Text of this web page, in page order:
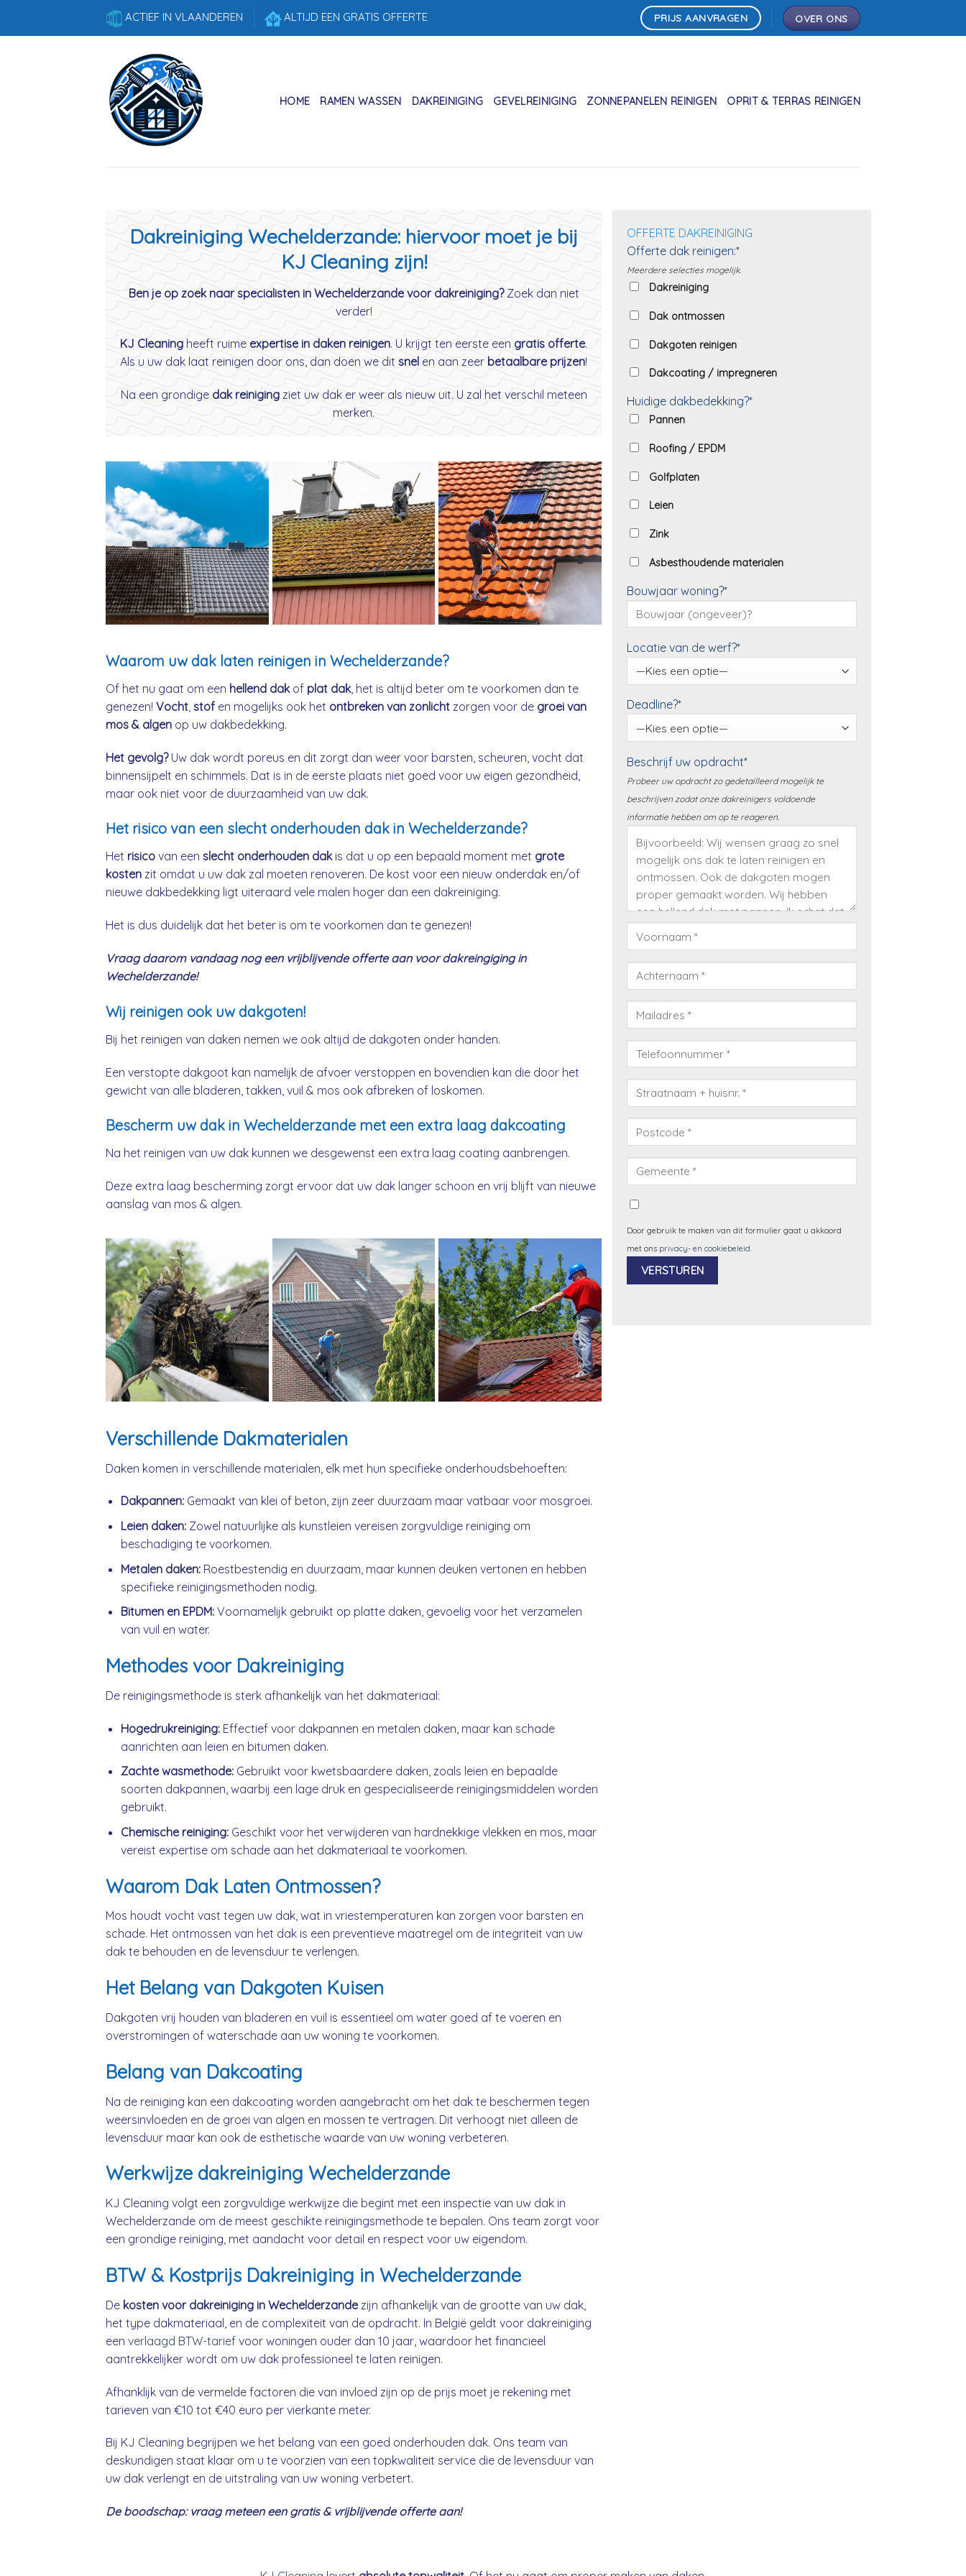
ACTIEF IN VLAANDEREN ALTIJD EEN GRATIS OFFERTE PRIJS AANVRAGEN OVER ONS
HOME RAMEN WASSEN DAKREINIGING GEVELREINIGING ZONNEPANELEN REINIGEN OPRIT & TERRAS REINIGEN
Dakreiniging Wechelderzande: hiervoor moet je bij
KJ Cleaning zijn!
Ben je op zoek naar specialisten in Wechelderzande voor dakreiniging?Zoek dan niet
verder!
KJ Cleaning heeft ruime expertise in daken reinigen. U krijgt ten eerste een gratis offerte.
Als u uw dak laat reinigen door ons, dan doen we dit snel en aan zeer betaalbare prijzen!
Na een grondige dak reinigingziet uw dak er weer als nieuw uit. U zal het verschil meteen
merken.
Waarom uw dak laten reinigen in Wechelderzande?
Of het nu gaat om een hellend dakof plat dak, het is altijd beter om te voorkomen dan te
genezen! Vocht stof en mogelijks ook het ontbreken van zonlicht zorgen voor de groei van
mos & algen op uw dakbedekking.
Het gevolg?Uw dak wordt poreus en dit zorgt dan weer voor barsten, scheuren, vocht dat
binnensijpelt en schimmels. Dat is in de eerste plaats niet goed voor uw eigen gezondheid,
maar ook niet voor de duurzaamheid van uw dak.
Het risico van een slecht onderhouden dak in Wechelderzande?
Het risico van een slecht onderhouden dakis dat u op een bepaald moment met grote
kosten zit omdat u uw dak zal moeten renoveren. De kost voor een nieuw onderdak en/of
nieuwe dakbedekking ligt uiteraard vele malen hoger dan een dakreiniging.
Het is dus duidelijk dat het beter is om te voorkomen dan te genezen!
Vraag daarom vandaag nog een vrijblijvende offerte aan voor dakreingiging in
Wechelderzande!
Wij reinigen ook uw dakgoten!
Bij het reinigen van daken nemen we ook altijd de dakgoten onder handen.
Een verstopte dakgoot kan namelijk de afvoer verstoppen en bovendien kan die door het
gewicht van alle bladeren, takken, vuil & mos ook afbreken of loskomen.
Bescherm uw dak in Wechelderzande met een extra laag dakcoating
Na het reinigen van uw dak kunnen we desgewenst een extra laag coating aanbrengen.
Deze extra laag bescherming zorgt ervoor dat uw dak langer schoon en vrij blijft van nieuwe
aanslag van mos & algen.
Verschillende Dakmaterialen
Daken komen in verschillende materialen, elk met hun specifieke onderhoudsbehoeften:
Dakpannen:Gemaakt van klei of beton, zijn zeer duurzaam maar vatbaar voor mosgroei.
Leien daken:Zowel natuurlijke als kunstleien vereisen zorgvuldige reiniging om
beschadiging te voorkomen.
Metalen daken:Roestbestendig en duurzaam, maar kunnen deuken vertonen en hebben
specifieke reinigingsmethoden nodig.
Bitumen en EPDM:Voornamelijk gebruikt op platte daken, gevoelig voor het verzamelen
van vuil en water.
Methodes voor Dakreiniging
De reinigingsmethode is sterk afhankelijk van het dakmateriaal:
Hogedrukreiniging:Effectief voor dakpannen en metalen daken, maar kan schade
aanrichten aan leien en bitumen daken.
Zachte wasmethode:Gebruikt voor kwetsbaardere daken, zoals leien en bepaalde
soorten dakpannen, waarbij een lage druk en gespecialiseerde reinigingsmiddelen worden
gebruikt.
Chemische reiniging:Geschikt voor het verwijderen van hardnekkige vlekken en mos, maar
vereist expertise om schade aan het dakmateriaal te voorkomen.
Waarom Dak Laten Ontmossen?
Mos houdt vocht vast tegen uw dak, wat in vriestemperaturen kan zorgen voor barsten en
schade. Het ontmossen van het dak is een preventieve maatregel om de integriteit van uw
dak te behouden en de levensduur te verlengen.
Het Belang van Dakgoten Kuisen
Dakgoten vrij houden van bladeren en vuil is essentieel om water goed af te voeren en
overstromingen of waterschade aan uw woning te voorkomen.
Belang van Dakcoating
Na de reiniging kan een dakcoating worden aangebracht om het dak te beschermen tegen
weersinvloeden en de groei van algen en mossen te vertragen. Dit verhoogt niet alleen de
levensduur maar kan ook de esthetische waarde van uw woning verbeteren.
Werkwijze dakreiniging Wechelderzande
KJ Cleaning volgt een zorgvuldige werkwijze die begint met een inspectie van uw dak in
Wechelderzande om de meest geschikte reinigingsmethode te bepalen. Ons team zorgt voor
een grondige reiniging, met aandacht voor detail en respect voor uw eigendom.
BTW & Kostprijs Dakreiniging in Wechelderzande
De kosten voor dakreiniging in Wechelderzandezijn afhankelijk van de grootte van uw dak,
het type dakmateriaal, en de complexiteit van de opdracht. In België geldt voor dakreiniging
een verlaagd BTW-tarief voor woningen ouder dan 10 jaar, waardoor het financieel
aantrekkelijker wordt om uw dak professioneel te laten reinigen.
Afhanklijk van de vermelde factoren die van invloed zijn op de prijs moet je rekening met
tarieven van €10 tot €40 euro per vierkante meter.
Bij KJ Cleaning begrijpen we het belang van een goed onderhouden dak. Ons team van
deskundigen staat klaar om u te voorzien van een topkwaliteit service die de levensduur van
uw dak verlengt en de uitstraling van uw woning verbetert.
De boodschap: vraag meteen een gratis & vrijblijvende offerte aan!
OFFERTE DAKREINIGING
Offerte dak reinigen:*
Meerdere selecties mogelijk.
Dakreiniging
Dak ontmossen
Dakgoten reinigen
Dakcoating / impregneren
Huidige dakbedekking?*
Pannen
Roofing / EPDM
Golfplaten
Leien
Zink
Asbesthoudende materialen
Bouwjaar woning?*
Locatie van de werf?*
Deadline?*
Beschrijf uw opdracht*
Probeer uw opdracht zo gedetailleerd mogelijk te
beschrijven zodat onze dakreinigers voldoende
informatie hebben om op te reageren.
Door gebruik te maken van dit formulier gaat u akkoord
met ons privacy- en cookiebeleid.